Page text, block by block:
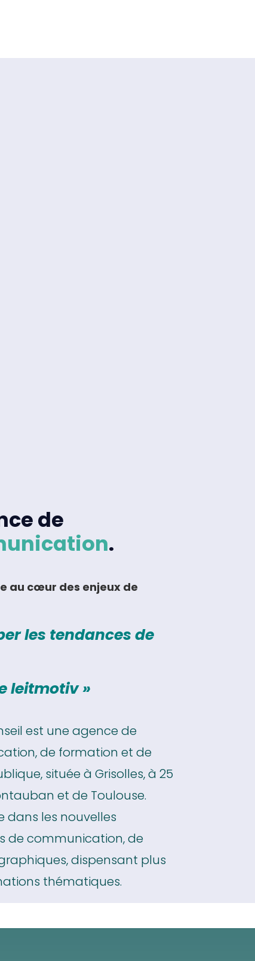
de
.
au cœur des enjeux de
les tendances de
leitmotiv »
est une agence de
de formation et de
située à Grisolles, à 25
et de Toulouse.
dans les nouvelles
de communication, de
dispensant plus
thématiques.